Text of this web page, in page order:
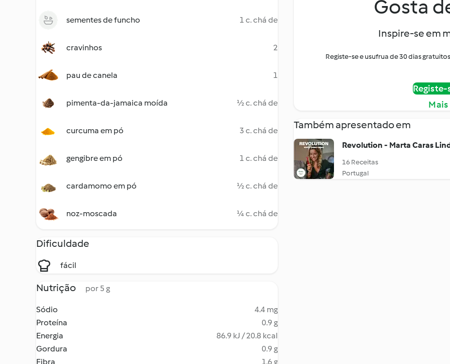
sementes de funcho 1 c. chá de
cravinhos 2
pau de canela 1
pimenta-da-jamaica moída ½ c. chá de
curcuma em pó 3 c. chá de
gengibre em pó 1 c. chá de
cardamomo em pó ½ c. chá de
noz-moscada ¼ c. chá de
Dificuldade
fácil
Nutrição por 5 g
Sódio
4.4 mg
Proteína
0.9 g
Energia
86.9 kJ / 20.8 kcal
Gordura
0.9 g
Fibra
1.6 g
Gosta
Inspire-se em
Registe-se e usufrua de 30 dias
Também apresentado em
Revolution - Marta Caras
16 Receitas
Portugal